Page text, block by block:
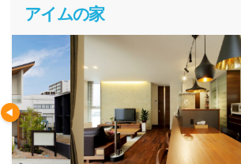
アイムの家